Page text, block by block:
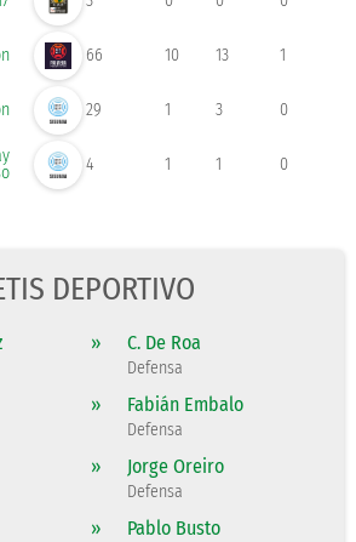
66 10 13 1
29 1 3 0
4 1 1 0
DEPORTIVO
» C. De Roa
Defensa
» Fabián Embalo
Defensa
» Jorge Oreiro
Defensa
» Pablo Busto